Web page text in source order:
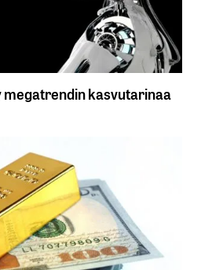
megatrendin kasvutarinaa